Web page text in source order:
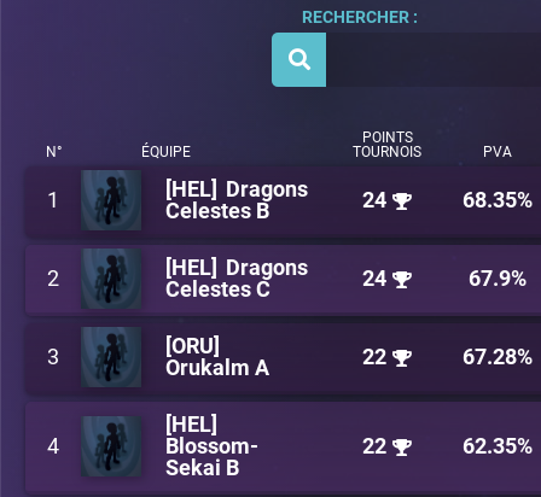
RECHERCHER :
N° ÉQUIPE
POINTS
TOURNOIS
PVA
1
[HEL] Dragons
Celestes B
24 68.35%
2
[HEL] Dragons
Celestes C
24 67.9%
3
[ORU]
Orukalm A
22 67.28%
4
[HEL]
Blossom-
Sekai B
22 62.35%